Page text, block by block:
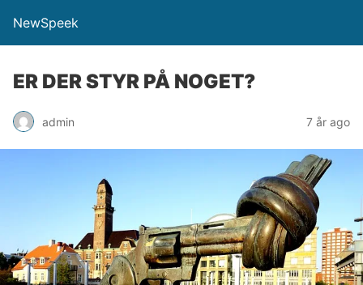
NewSpeek
ER DER STYR PÅ NOGET?
admin 7 år ago